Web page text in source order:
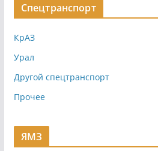
Спецтранспорт
КрАЗ
Урал
Другой спецтранспорт
Прочее
ЯМЗ